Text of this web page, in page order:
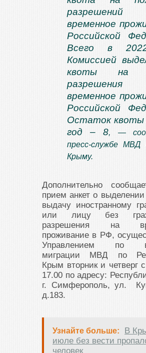
временное
Российской
Всего в
Комиссией
квоты на
временное
Российской
Остаток квоты
год – 8, —
пресс-службе МВД
Крыму.
Дополнительно
прием анкет о
выдачу иностранному
или лицу без
разрешения на
проживание в РФ,
Управлением по
миграции МВД по
Крым вторник и четверг
17.00 по адресу:
г. Симферополь, ул.
д.183.
Узнайте больше:
В
июле без вести
человек